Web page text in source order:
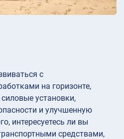
с
на горизонте,
установки,
и улучшенную
интересуетесь ли вы
средствами,